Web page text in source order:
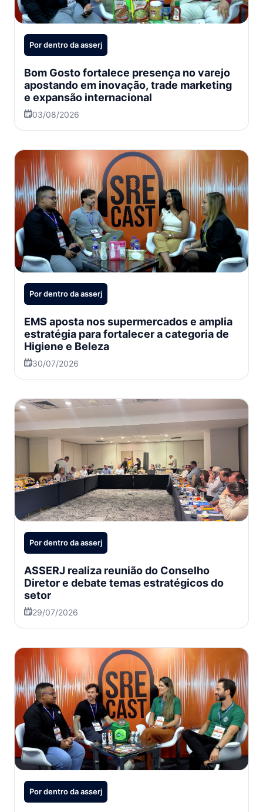
Por dentro da asserj
Bom Gosto fortalece presença no varejo
apostando em inovação, trade marketing
e expansão internacional
03/08/2026
Por dentro da asserj
EMS aposta nos supermercados e amplia
estratégia para fortalecer a categoria de
Higiene e Beleza
30/07/2026
Por dentro da asserj
ASSERJ realiza reunião do Conselho
Diretor e debate temas estratégicos do
setor
29/07/2026
Por dentro da asserj